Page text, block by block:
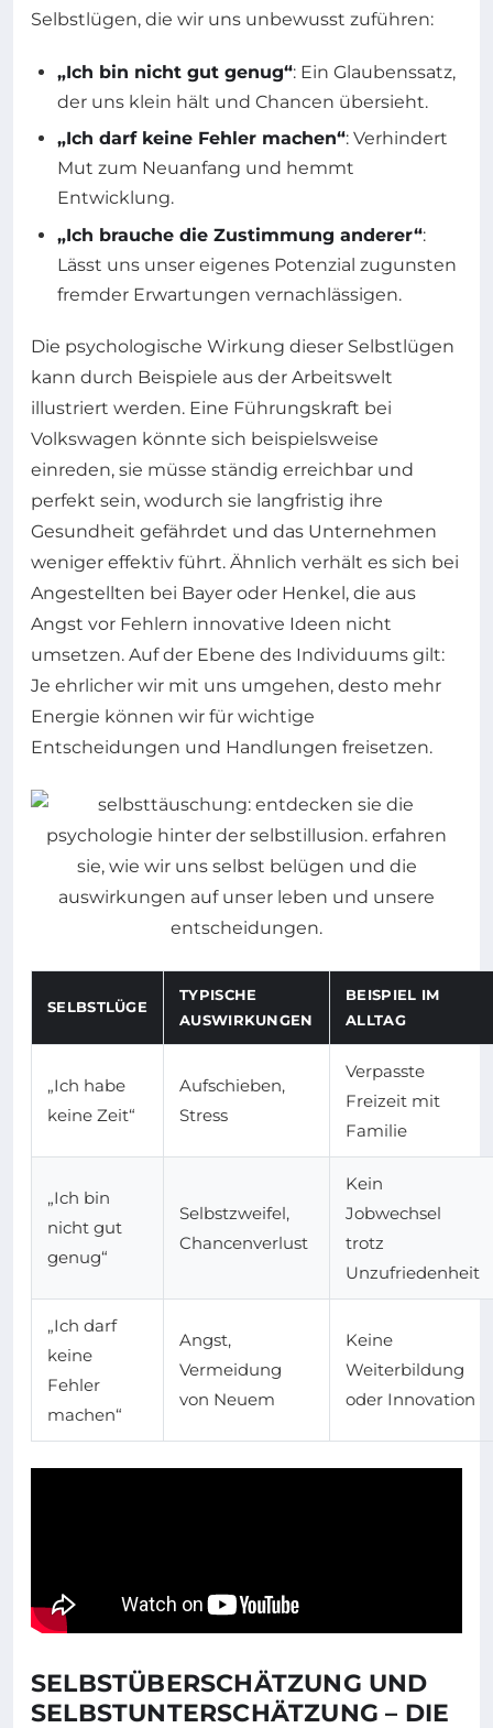
Selbstlügen, die wir uns unbewusst zuführen:
„Ich bin nicht gut genug“: Ein Glaubenssatz,
der uns klein hält und Chancen übersieht.
„Ich darf keine Fehler machen“: Verhindert
Mut zum Neuanfang und hemmt
Entwicklung.
„Ich brauche die Zustimmung anderer“:
Lässt uns unser eigenes Potenzial zugunsten
fremder Erwartungen vernachlässigen.
Die psychologische Wirkung dieser Selbstlügen
kann durch Beispiele aus der Arbeitswelt
illustriert werden. Eine Führungskraft bei
Volkswagen könnte sich beispielsweise
einreden, sie müsse ständig erreichbar und
perfekt sein, wodurch sie langfristig ihre
Gesundheit gefährdet und das Unternehmen
weniger effektiv führt. Ähnlich verhält es sich bei
Angestellten bei Bayer oder Henkel, die aus
Angst vor Fehlern innovative Ideen nicht
umsetzen. Auf der Ebene des Individuums gilt:
Je ehrlicher wir mit uns umgehen, desto mehr
Energie können wir für wichtige
Entscheidungen und Handlungen freisetzen.
SELBSTLÜGE
TYPISCHE
AUSWIRKUNGEN
BEISPIEL IM
ALLTAG
„Ich habe
keine Zeit“
Aufschieben,
Stress
Verpasste
Freizeit mit
Familie
„Ich bin
nicht gut
genug“
Selbstzweifel,
Chancenverlust
Kein
Jobwechsel
trotz
Unzufriedenheit
„Ich darf
keine
Fehler
machen“
Angst,
Vermeidung
von Neuem
Keine
Weiterbildung
oder Innovation
SELBSTÜBERSCHÄTZUNG UND
SELBSTUNTERSCHÄTZUNG – DIE